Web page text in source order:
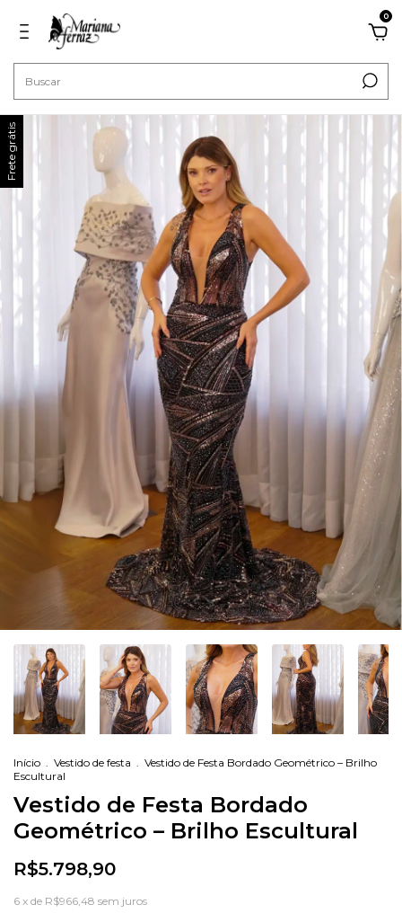
0
Frete grátis
Início . Vestido de festa . Vestido de Festa Bordado Geométrico – Brilho
Escultural
Vestido de Festa Bordado
Geométrico – Brilho Escultural
R$5.798,90
6 x de R$966,48 sem juros